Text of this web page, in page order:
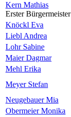
Kern Mathias
Erster Bürgermeister
Knöckl Eva
Liebl Andrea
Lohr Sabine
Maier Dagmar
Mehl Erika
Meyer Stefan
Neugebauer Mia
Obermeier Monika